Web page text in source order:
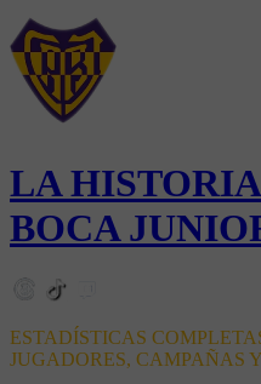
LA
BOCA
ESTADÍSTICAS
JUGADORES, CAMPAÑAS